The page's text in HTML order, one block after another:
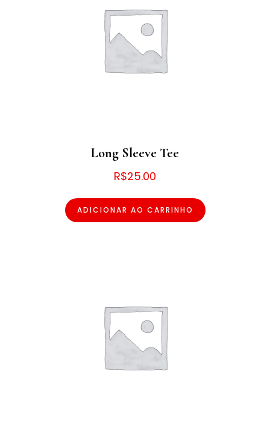
Long Sleeve Tee
R$25.00
ADICIONAR AO CARRINHO